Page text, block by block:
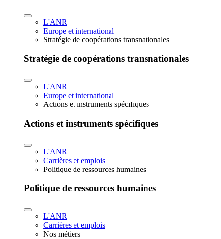
L'ANR
Europe et international
Stratégie de coopérations transnationales
Stratégie de coopérations transnationales
L'ANR
Europe et international
Actions et instruments spécifiques
Actions et instruments spécifiques
L'ANR
Carrières et emplois
Politique de ressources humaines
Politique de ressources humaines
L'ANR
Carrières et emplois
Nos métiers